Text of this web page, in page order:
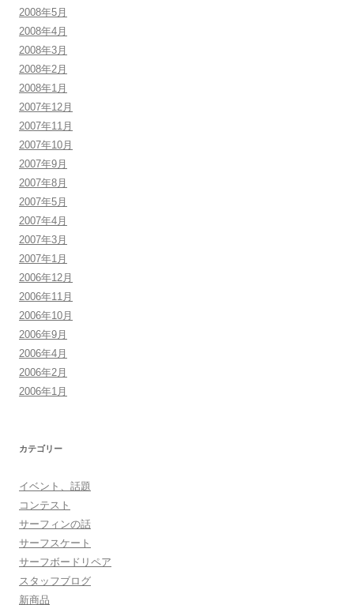
2008年5月
2008年4月
2008年3月
2008年2月
2008年1月
2007年12月
2007年11月
2007年10月
2007年9月
2007年8月
2007年5月
2007年4月
2007年3月
2007年1月
2006年12月
2006年11月
2006年10月
2006年9月
2006年4月
2006年2月
2006年1月
カテゴリー
イベント、話題
コンテスト
サーフィンの話
サーフスケート
サーフボードリペア
スタッフブログ
新商品